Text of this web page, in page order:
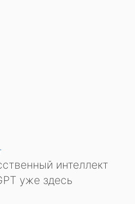
интеллект
уже здесь